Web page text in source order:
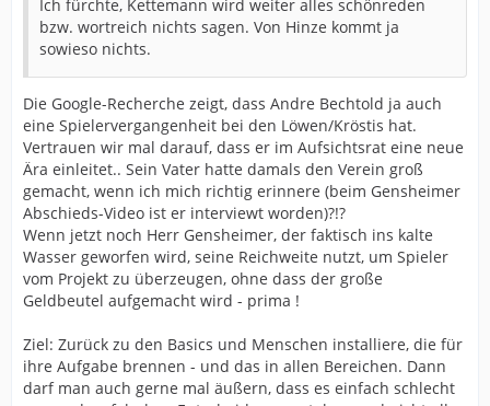
Ich fürchte, Kettemann wird weiter alles schönreden
bzw. wortreich nichts sagen. Von Hinze kommt ja
sowieso nichts.
Die Google-Recherche zeigt, dass Andre Bechtold ja auch
eine Spielervergangenheit bei den Löwen/Kröstis hat.
Vertrauen wir mal darauf, dass er im Aufsichtsrat eine neue
Ära einleitet.. Sein Vater hatte damals den Verein groß
gemacht, wenn ich mich richtig erinnere (beim Gensheimer
Abschieds-Video ist er interviewt worden)?!?
Wenn jetzt noch Herr Gensheimer, der faktisch ins kalte
Wasser geworfen wird, seine Reichweite nutzt, um Spieler
vom Projekt zu überzeugen, ohne dass der große
Geldbeutel aufgemacht wird - prima !
Ziel: Zurück zu den Basics und Menschen installiere, die für
ihre Aufgabe brennen - und das in allen Bereichen. Dann
darf man auch gerne mal äußern, dass es einfach schlecht